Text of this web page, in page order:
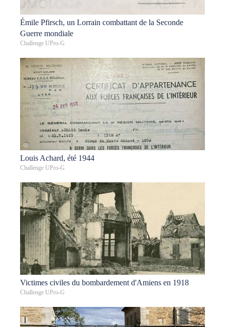
Émile Pfirsch, un Lorrain combattant de la Seconde
Guerre mondiale
Challenge UPro-G
Louis Achard, été 1944
Challenge UPro-G
Victimes civiles du bombardement d'Amiens en 1918
Challenge UPro-G